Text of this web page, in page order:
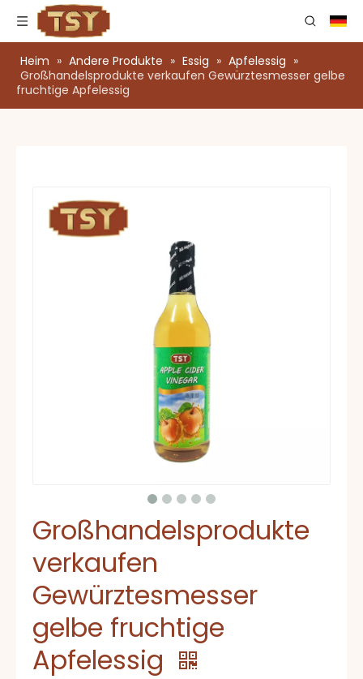
Heim » Andere Produkte » Essig » Apfelessig »
Großhandelsprodukte verkaufen Gewürztesmesser gelbe
fruchtige Apfelessig
Großhandelsprodukte
verkaufen
Gewürztesmesser
gelbe fruchtige
Apfelessig